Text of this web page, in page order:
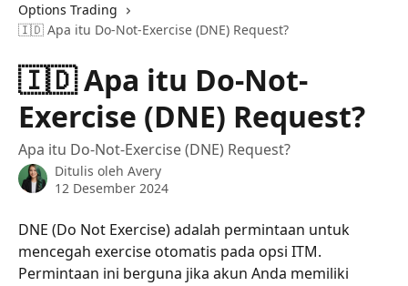
Options Trading
🇮🇩 Apa itu Do-Not-Exercise (DNE) Request?
🇮🇩 Apa itu Do-Not-
Exercise (DNE) Request?
Apa itu Do-Not-Exercise (DNE) Request?
Ditulis oleh Avery
12 Desember 2024
DNE (Do Not Exercise) adalah permintaan untuk
mencegah exercise otomatis pada opsi ITM.
Permintaan ini berguna jika akun Anda memiliki